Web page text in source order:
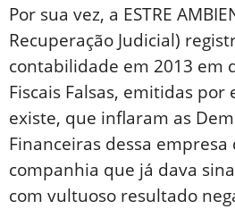
Por sua vez, a ESTRE
Recuperação Judicial)
contabilidade em 2013 em
Fiscais Falsas, emitidas
existe, que inflaram as
Financeiras dessa
companhia que já dava
com vultuoso resultado